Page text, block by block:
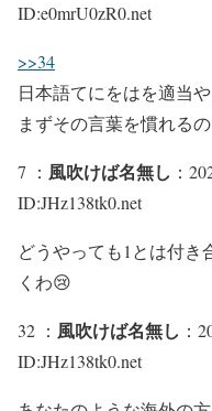
ID:e0mrU0zR0.net
>>34
日本語てにをはを適当
まずその言葉を慣れる
7 ： 風吹けば名無し ：
ID:JHz138tk0.net
どうやっても1とは付
くわ😢
32 ： 風吹けば名無し ：
ID:JHz138tk0.net